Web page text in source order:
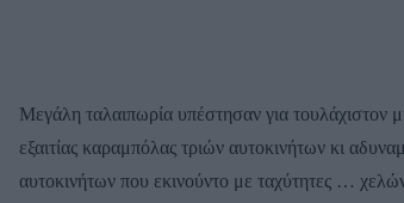
Μεγάλη ταλαιπωρία υπέστησαν για τουλάχιστον
εξαιτίας καραμπόλας τριών αυτοκινήτων κι
αυτοκινήτων που εκινούντο με ταχύτητες …